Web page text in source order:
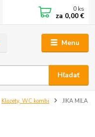
Menu
Hľadať
0 ks
za 0,00 €
Klozety, WC kombi JIKA MILA